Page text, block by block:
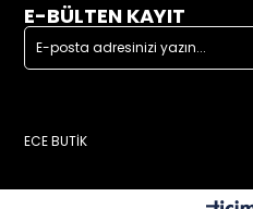
E-BÜLTEN KAYIT
ECE BUTİK